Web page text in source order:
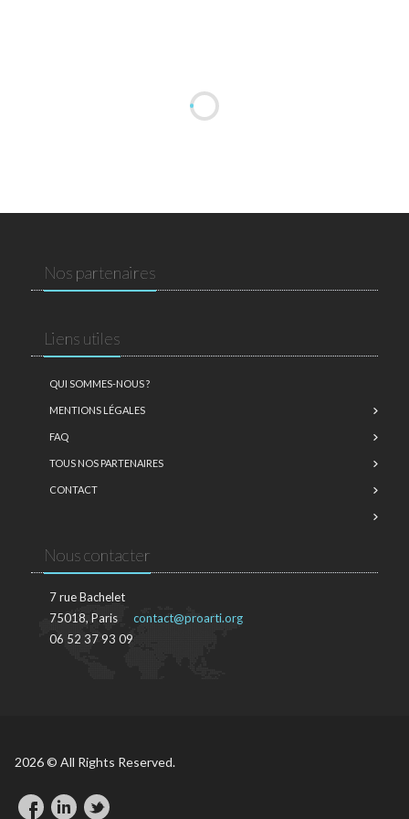
Nos partenaires
Liens utiles
QUI SOMMES-NOUS ?
MENTIONS LÉGALES
FAQ
TOUS NOS PARTENAIRES
CONTACT
Nous contacter
7 rue Bachelet
75018, Paris
06 52 37 93 09
contact@proarti.org
2026 © All Rights Reserved.